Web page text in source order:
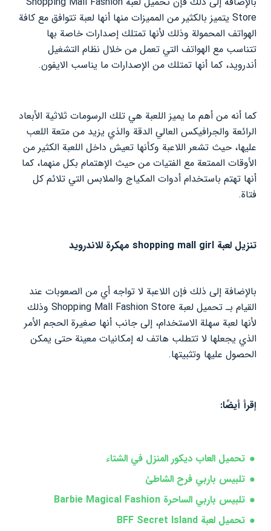
Store يتميز بالكثير من المميزات منها أنها لعبة تتوافق مع كافة
الهواتف المحمولة وذلك لأنها تمتلك إصدارات خاصة بها
تتناسب مع الهواتف التي تعمل من خلال نظام التشغيل
أندرويد، كما أنها تمتلك من الإصدارات ما يناسب الايفون.
كما أنه من أهم ما يميز اللعبة هي تلك الرسومات ثلاثية الأبعاد
الرائعة والجرافيكس العالي الدقة والذي يزيد من متعة اللعب
عليها، حيث تشعر اللاعبة وكأنها تعيش داخل اللعبة الكثير من
الأوقات الممتعة مع الفتيات من حيث الإهتمام بكل منهما، كما
أنها تهتم باستخدام أدوات المكياج والملابس التي تلائم كل
فتاة.
تنزيل لعبة shopping mall girl مهكرة للاندرويد
بالإضافة إلى ذلك فإن اللاعبة لا تواجه أي من الصعوبات عند
القيام بـ تحميل لعبة Shopping Mall Fashion Store وذلك
لأنها لعبة سهلة الاستخدام، إلى جانب أنها صغيرة الحجم الأمر
الذي يجعلها لا تتطلب هاتف له إمكانيات معينة حتى يمكن
الحصول عليها وتثبيتها.
إقرأ أيضًا:
تحميل العاب ديكور المنزل في الشتاء
تلبيس باربي فرح الشاطئ
تلبيس باربي الساحرة Barbie Magical Fashion
تحميل لعبة BFF Secret Island